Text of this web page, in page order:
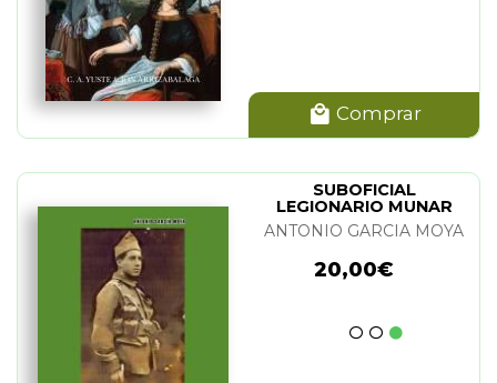
Comprar
SUBOFICIAL
LEGIONARIO MUNAR
MUNAR
ANTONIO GARCIA MOYA
20,00€